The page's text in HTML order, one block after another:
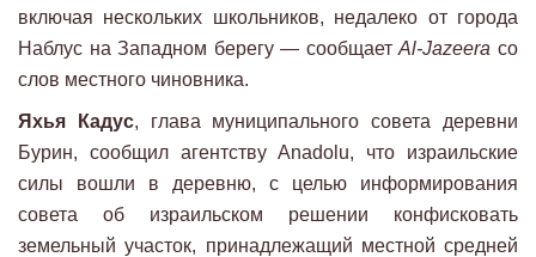
включая нескольких школьников, недалеко от города
Наблус на Западном берегу — сообщаетAl-Jazeera со
слов местного чиновника.
Яхья Кадус, глава муниципального совета деревни
Бурин, сообщил агентству Anadolu, что израильские
силы вошли в деревню, с целью информирования
совета об израильском решении конфисковать
земельный участок, принадлежащий местной средней